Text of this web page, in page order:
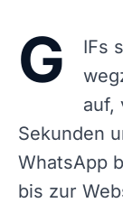
G
IFs
auf,
Sekunden
WhatsApp
bis zur